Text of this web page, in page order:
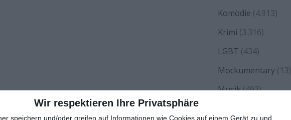
Wir respektieren Ihre Privatsphäre
speichern und/oder greifen auf Informationen wie Cookies auf einem Gerät zu und
Komödie (4.913)
Krimi (3.316)
LGBT (434)
Mockumentary (13)
Musik(493)